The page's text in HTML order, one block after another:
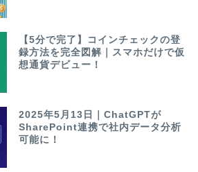
【5分で完了】コインチェックの登
録方法を完全図解｜スマホだけで仮
想通貨デビュー！
2025年5月13日｜ChatGPTが
SharePoint連携で社内データ分析
可能に！